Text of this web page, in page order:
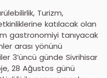
Turizm,
katılacak olan
gastronomiyi tanıyacak
arası yönünü
3’üncü günde Sivrihisar
28 Ağustos günü